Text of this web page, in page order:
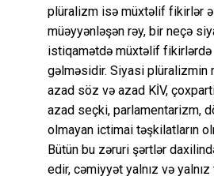
plüralizm isə müxtəlif fikirlər
müəyyənləşən rəy, bir neçə
istiqamətdə müxtəlif fikirlərdə
gəlməsidir. Siyasi plüralizmin
azad söz və azad KİV,
azad seçki, parlamentarizm,
olmayan ictimai təşkilatların
Bütün bu zəruri şərtlər
edir, cəmiyyət yalnız və